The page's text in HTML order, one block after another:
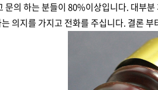
문의 하는 분들이 80%이상입니다. 대부
의지를 가지고 전화를 주십니다. 결론